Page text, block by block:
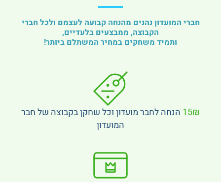
חברי המועדון נהנים מהנחה קבועה לעצמם ולכל חברי
הקבוצה, ממבצעים בלעדיים,
ותמיד משחקים במחיר המשתלם ביותר!
15₪ הנחה לחבר מועדון וכל שחקן בקבוצה של חבר
המועדון